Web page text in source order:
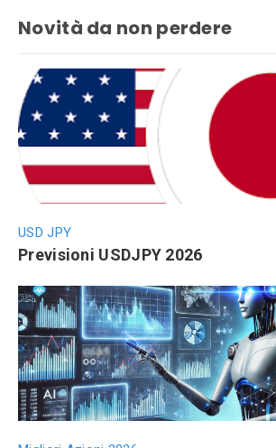
Novità da non perdere
USD JPY
Previsioni USDJPY 2026